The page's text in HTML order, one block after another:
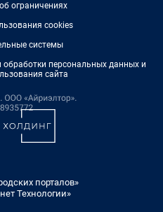
ограничениях
cookies
системы
персональных данных и
сайта
порталов»
Технологии»